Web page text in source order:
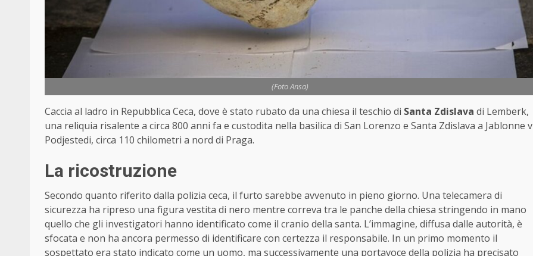
(Foto Ansa)
Caccia al ladro in Repubblica Ceca, dove è stato rubato da una chiesa il teschio di Santa Zdislava di Lemberk,
una reliquia risalente a circa 800 anni fa e custodita nella basilica di San Lorenzo e Santa Zdislava a Jablonne v
Podjestedi, circa 110 chilometri a nord di Praga.
La ricostruzione
Secondo quanto riferito dalla polizia ceca, il furto sarebbe avvenuto in pieno giorno. Una telecamera di
sicurezza ha ripreso una figura vestita di nero mentre correva tra le panche della chiesa stringendo in mano
quello che gli investigatori hanno identificato come il cranio della santa. L’immagine, diffusa dalle autorità, è
sfocata e non ha ancora permesso di identificare con certezza il responsabile. In un primo momento il
sospettato era stato indicato come un uomo, ma successivamente una portavoce della polizia ha precisato